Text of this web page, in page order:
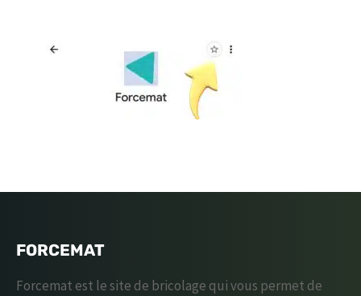
FORCEMAT
Forcemat est le site de bricolage qui vous permet de